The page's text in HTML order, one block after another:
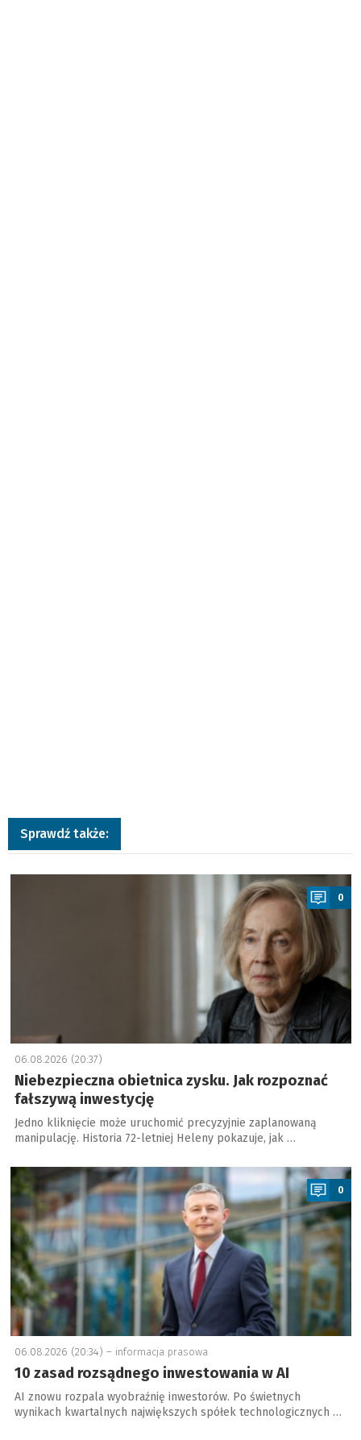
Sprawdź także:
a
0
06.08.2026 (20:37)
Niebezpieczna obietnica zysku. Jak rozpoznać
fałszywą inwestycję
Jedno kliknięcie może uruchomić precyzyjnie zaplanowaną
manipulację. Historia 72-letniej Heleny pokazuje, jak …
a
0
06.08.2026 (20:34) – informacja prasowa
10 zasad rozsądnego inwestowania w AI
AI znowu rozpala wyobraźnię inwestorów. Po świetnych
wynikach kwartalnych największych spółek technologicznych …